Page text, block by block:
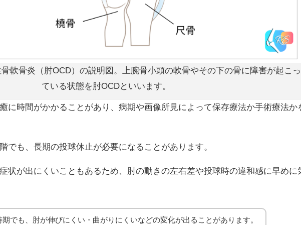
軟骨炎（肘OCD）の説明図。上腕骨小頭の軟骨やその下の骨に障害が起こっ
ている状態を肘OCDといいます。
に時間がかかることがあり、病期や画像所見によって保存療法か手術療法か
でも、長期の投球休止が必要になることがあります。
状が出にくいこともあるため、肘の動きの左右差や投球時の違和感に早めに
でも、肘が伸びにくい・曲がりにくいなどの変化が出ることがあります。